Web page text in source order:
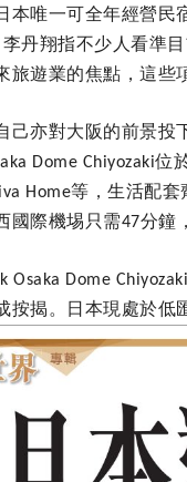
本唯一可全年經營民
李丹翔指不少人看準
旅遊業的焦點，這些
己亦對大阪的前景投
Dome Chiyozaki位
Home等，生活配套
國際機埸只需47分鐘
Osaka Dome
按揭。日本現處於低